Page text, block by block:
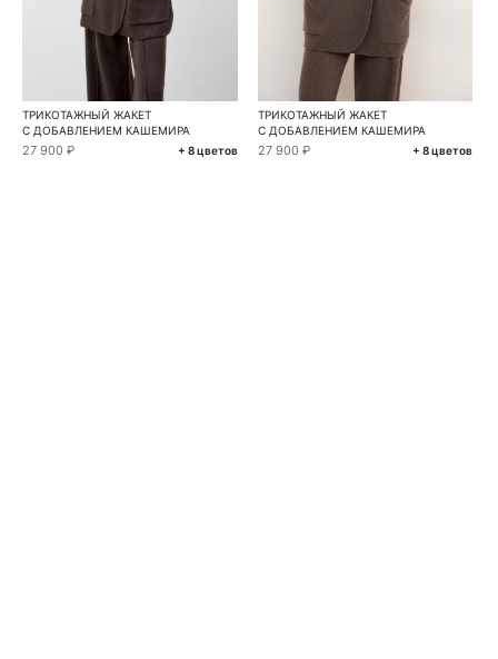
ТРИКОТАЖНЫЙ ЖАКЕТ
С ДОБАВЛЕНИЕМ КАШЕМИРА
27 900 ₽ + 8 цветов
ТРИКОТАЖНЫЙ ЖАКЕТ
С ДОБАВЛЕНИЕМ КАШЕМИРА
27 900 ₽ + 8 цветов